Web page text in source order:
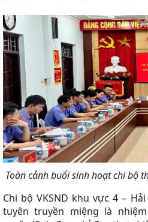
Toàn cảnh buổi sinh hoạt chi bộ
Chi bộ VKSND khu vực 4 –
tuyên truyền miệng là